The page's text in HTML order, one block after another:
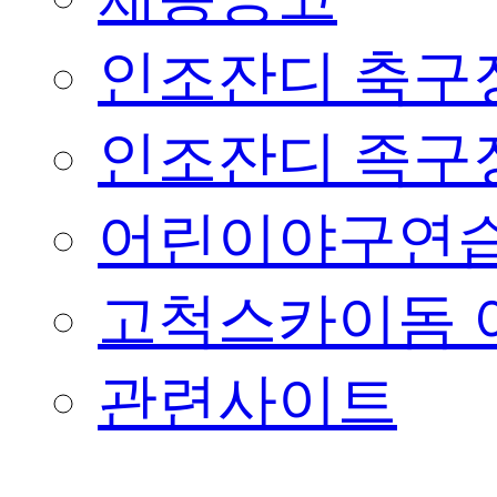
인조잔디 축구
인조잔디 족구
어린이야구연
고척스카이돔
관련사이트